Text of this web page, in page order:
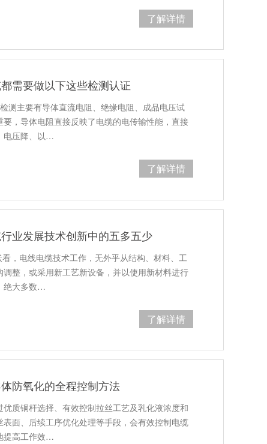
了解详情
需要做以下这些检测认证
测主要有导体直流电阻、绝缘电阻、成品电压试
，导体电阻直接反映了电缆的电传输性能，直接
电压降、以…
了解详情
业发展技术创新中的五多五少
，电线电缆技术工作，无外乎从结构、材料、工
整，或采用新工艺新设备，并以使用新材料进行
绝大多数…
了解详情
防氧化的全程控制方法
质铜杆选择、有效控制拉丝工艺及乳化液浓度和
面、后续工序优化处理等手段，会有效控制电缆
提高工作效…